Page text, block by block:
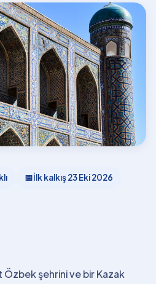
📅İlk kalkış23 Eki 2026
şehrini ve bir Kazak